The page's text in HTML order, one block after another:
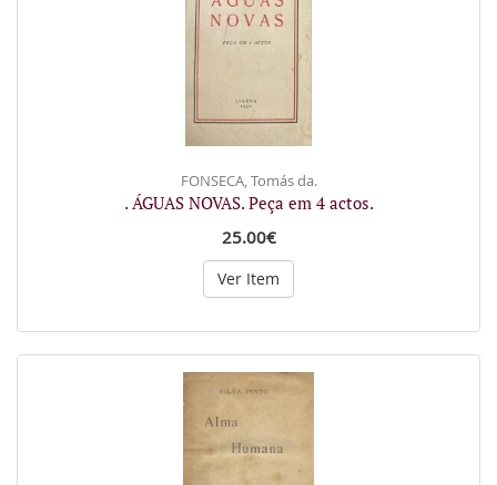
FONSECA, Tomás da.
. ÁGUAS NOVAS. Peça em 4 actos.
25.00€
Ver Item